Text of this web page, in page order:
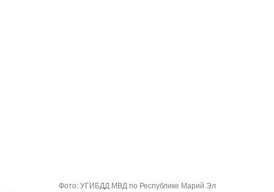
Фото: УГИБДД МВД по Республике Марий Эл